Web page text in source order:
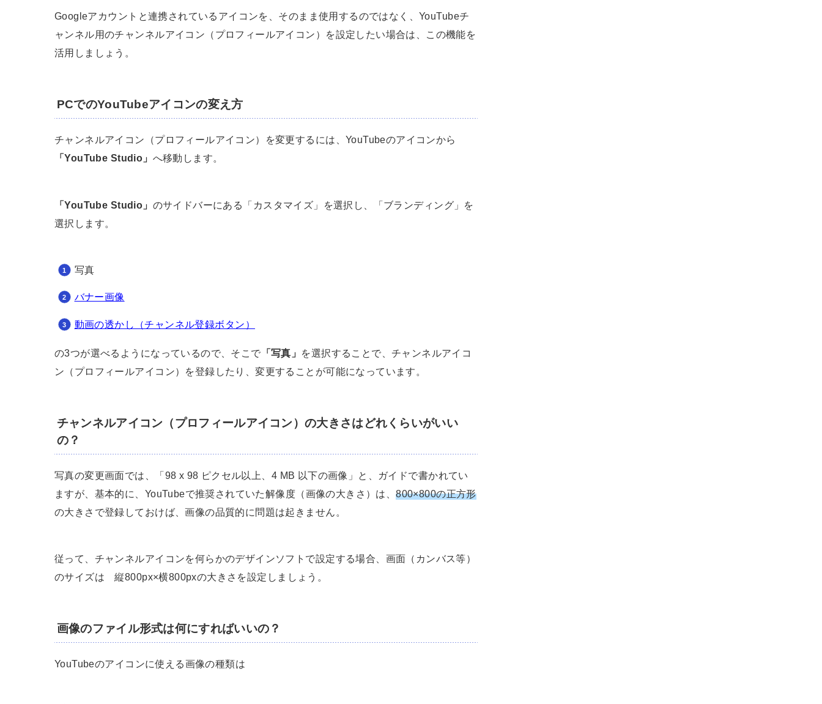
Googleアカウントと連携されているアイコンを、そのまま使用するのではなく、YouTubeチ
ャンネル用のチャンネルアイコン（プロフィールアイコン）を設定したい場合は、この機能を
活用しましょう。
PCでのYouTubeアイコンの変え方
チャンネルアイコン（プロフィールアイコン）を変更するには、YouTubeのアイコンから
「YouTube Studio」 へ移動します。
「YouTube Studio」 のサイドバーにある「カスタマイズ」を選択し、「ブランディング」を
選択します。
写真
バナー画像
動画の透かし（チャンネル登録ボタン）
の3つが選べるようになっているので、そこで 「写真」 を選択することで、チャンネルアイコ
ン（プロフィールアイコン）を登録したり、変更することが可能になっています。
チャンネルアイコン（プロフィールアイコン）の大きさはどれくらいがいい
の？
写真の変更画面では、「98 x 98 ピクセル以上、4 MB 以下の画像」と、ガイドで書かれてい
ますが、基本的に、YouTubeで推奨されていた解像度（画像の大きさ）は、800×800の正方形
の大きさで登録しておけば、画像の品質的に問題は起きません。
従って、チャンネルアイコンを何らかのデザインソフトで設定する場合、画面（カンバス等）
のサイズは 縦800px×横800pxの大きさを設定しましょう。
画像のファイル形式は何にすればいいの？
YouTubeのアイコンに使える画像の種類は